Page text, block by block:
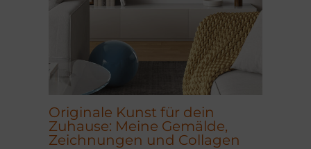
Originale Kunst für dein
Zuhause: Meine Gemälde,
Zeichnungen und Collagen